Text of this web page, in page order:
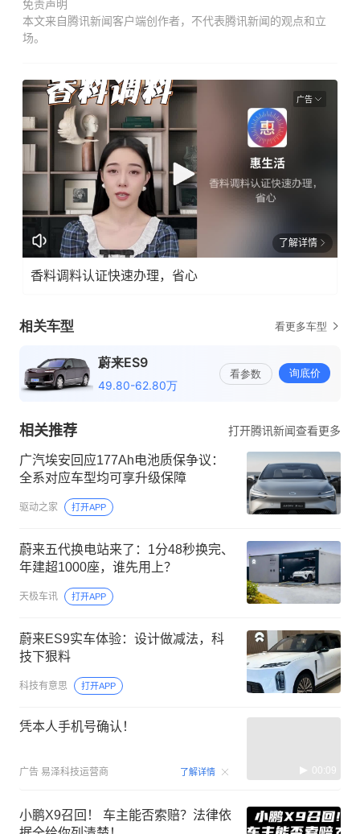
免责声明
本文来自腾讯新闻客户端创作者，不代表腾讯新闻的观点和立
场。
广告
了解详情
香料调料认证快速办理，省心
相关推荐 打开腾讯新闻查看更多
广汽埃安回应177Ah电池质保争议：
全系对应车型均可享升级保障
驱动之家 打开APP
蔚来五代换电站来了：1分48秒换完、
年建超1000座，谁先用上？
天极车讯 打开APP
蔚来ES9实车体验：设计做减法，科
技下狠料
科技有意思 打开APP
凭本人手机号确认！
广告 易泽科技运营商 了解详情 00:09
小鹏X9召回！ 车主能否索赔？法律依